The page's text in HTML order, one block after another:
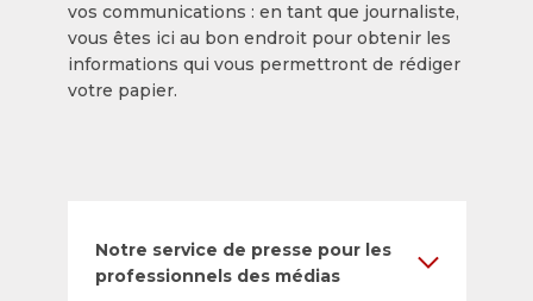
vos communications : en tant que journaliste,
vous êtes ici au bon endroit pour obtenir les
informations qui vous permettront de rédiger
votre papier.
Notre service de presse pour les
professionnels des médias